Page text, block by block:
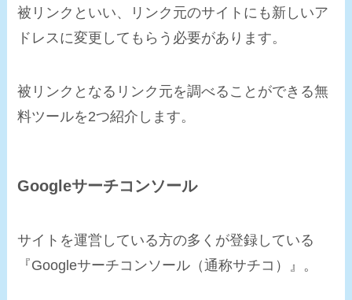
被リンク といい、リンク元のサイトにも新しいア
ドレスに変更してもらう必要があります。
被リンクとなるリンク元を調べることができる無
料ツールを2つ紹介 します。
Googleサーチコンソール
サイトを運営している方の多くが登録している
『Googleサーチコンソール（通称サチコ）』。